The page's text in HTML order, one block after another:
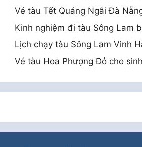
Vé tàu Tết Quảng Ngãi Đà
Kinh nghiệm đi tàu Sông Lam
Lịch chạy tàu Sông Lam Vinh
Vé tàu Hoa Phượng Đỏ cho